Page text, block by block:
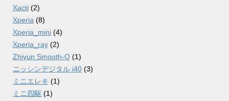
Xacti (2)
Xperia (8)
Xperia_mini (4)
Xperia_ray (2)
Zhiyun Smooth-Q (1)
ニッシンデジタル i40 (3)
ミニエレキ (1)
ミニ四駆 (1)